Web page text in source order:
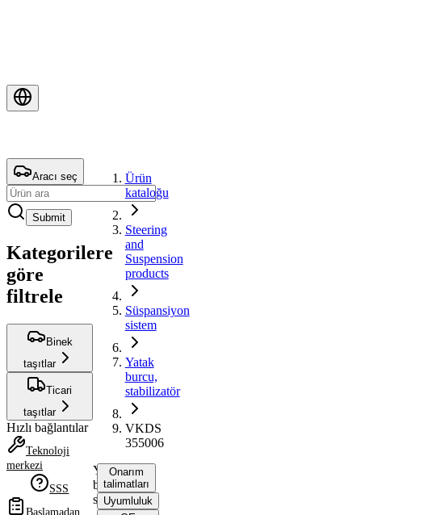
Aracı seç
Submit
Kategorilere
göre
filtrele
Binek
taşıtlar
Ticari
taşıtlar
Hızlı bağlantılar
Teknoloji
merkezi
SSS
Başlamadan
Ürün
kataloğu
Steering
and
Suspension
products
Süspansiyon
sistem
Yatak
burcu,
stabilizatör
VKDS
355006
Yatak
burcu,
stabilizatör
Onarım
talimatları
Uyumluluk